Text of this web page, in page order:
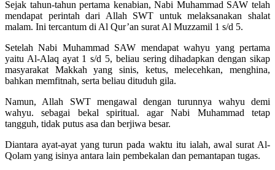
Sejak tahun-tahun pertama kenabian, Nabi Muhammad SAW telah
mendapat perintah dari Allah SWT untuk melaksanakan shalat
malam. Ini tercantum di Al Qur’an surat Al Muzzamil 1 s/d 5.
Setelah Nabi Muhammad SAW mendapat wahyu yang pertama
yaitu Al-Alaq ayat 1 s/d 5, beliau sering dihadapkan dengan sikap
masyarakat Makkah yang sinis, ketus, melecehkan, menghina,
bahkan memfitnah, serta beliau dituduh gila.
Namun, Allah SWT mengawal dengan turunnya wahyu demi
wahyu. sebagai bekal spiritual. agar Nabi Muhammad tetap
tangguh, tidak putus asa dan berjiwa besar.
Diantara ayat-ayat yang turun pada waktu itu ialah, awal surat Al-
Qolam yang isinya antara lain pembekalan dan pemantapan tugas.